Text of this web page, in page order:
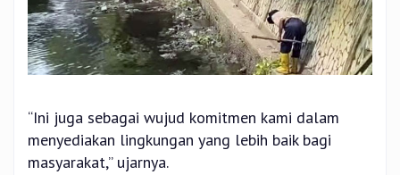
“Ini juga sebagai wujud komitmen kami dalam
menyediakan lingkungan yang lebih baik bagi
masyarakat,” ujarnya.